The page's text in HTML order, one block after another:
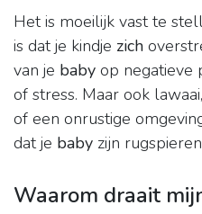
Het is moeilijk vast te
is dat je kindje zich
van je baby op negatieve
of stress. Maar ook
of een onrustige
dat je baby zijn
Waarom draait